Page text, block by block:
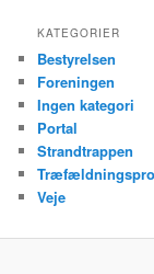
KATEGORIER
Bestyrelsen
Foreningen
Ingen kategori
Portal
Strandtrappen
Veje